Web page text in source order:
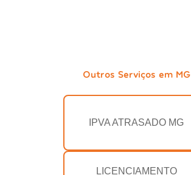
Outros Serviços em MG
IPVA ATRASADO MG
LICENCIAMENTO